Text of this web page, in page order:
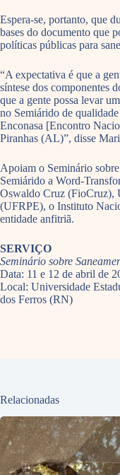
Espera-se, portanto, que
bases do documento que
políticas públicas para
“A expectativa é que a
síntese dos componentes
que a gente possa levar
no Semiárido de
Enconasa [Encontro
Piranhas (AL)”, disse
Apoiam o Seminário
Semiárido a Word-
Oswaldo Cruz (FioCruz),
(UFRPE), o Instituto
entidade anfitriã.
SERVIÇO
Seminário sobre
Data: 11 e 12 de abril de
Local: Universidade
dos Ferros (RN)
Relacionadas